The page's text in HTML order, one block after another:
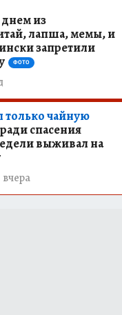
из
лапша, мемы, и
запретили
ФОТО
только чайную
спасения
выживал на
вчера